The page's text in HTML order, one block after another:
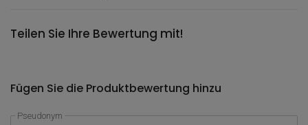
Teilen Sie Ihre Bewertung mit!
Fügen Sie die Produktbewertung hinzu
Pseudonym